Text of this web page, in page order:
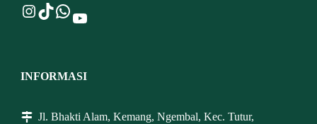
Instagram
TikTok
WhatsApp
YouTube
INFORMASI
Jl. Bhakti Alam, Kemang, Ngembal, Kec. Tutur,